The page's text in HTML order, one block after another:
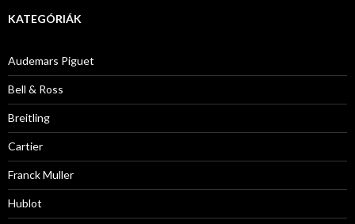
KATEGÓRIÁK
Audemars Piguet
Bell & Ross
Breitling
Cartier
Franck Muller
Hublot